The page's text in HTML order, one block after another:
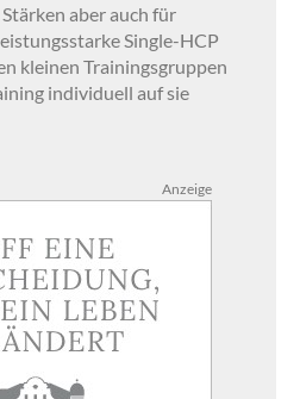
aber auch für
Single-HCP
kleinen Trainingsgruppen
individuell auf sie
Anzeige